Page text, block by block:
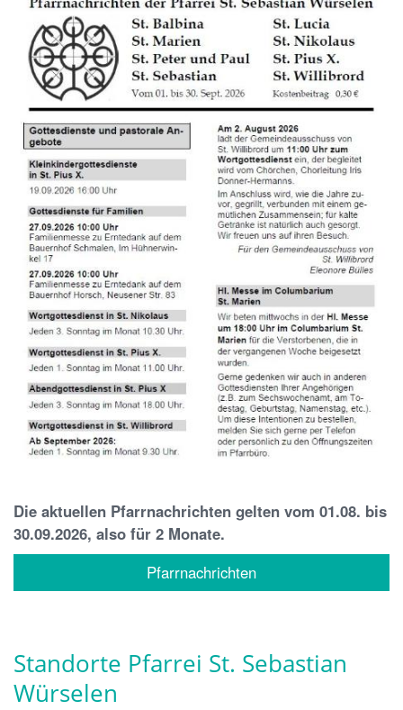
Die aktuellen Pfarrnachrichten gelten vom 01.08. bis
30.09.2026, also für 2 Monate.
Pfarrnachrichten
Standorte Pfarrei St. Sebastian
Würselen